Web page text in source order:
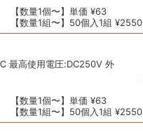
【数量1個〜】単価 ¥63
【数量1組〜】50個入1組 ¥2550
最高使用電圧:DC250V 外
【数量1個〜】単価 ¥63
【数量1組〜】50個入1組 ¥2550